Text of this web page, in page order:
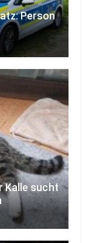
Person
Kalle sucht